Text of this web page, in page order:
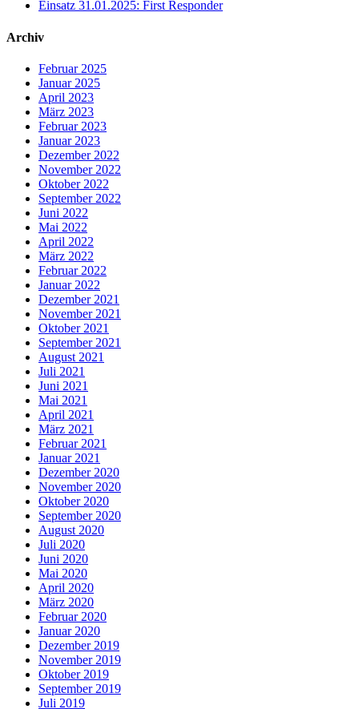
Einsatz 31.01.2025: First Responder
Archiv
Februar 2025
Januar 2025
April 2023
März 2023
Februar 2023
Januar 2023
Dezember 2022
November 2022
Oktober 2022
September 2022
Juni 2022
Mai 2022
April 2022
März 2022
Februar 2022
Januar 2022
Dezember 2021
November 2021
Oktober 2021
September 2021
August 2021
Juli 2021
Juni 2021
Mai 2021
April 2021
März 2021
Februar 2021
Januar 2021
Dezember 2020
November 2020
Oktober 2020
September 2020
August 2020
Juli 2020
Juni 2020
Mai 2020
April 2020
März 2020
Februar 2020
Januar 2020
Dezember 2019
November 2019
Oktober 2019
September 2019
Juli 2019